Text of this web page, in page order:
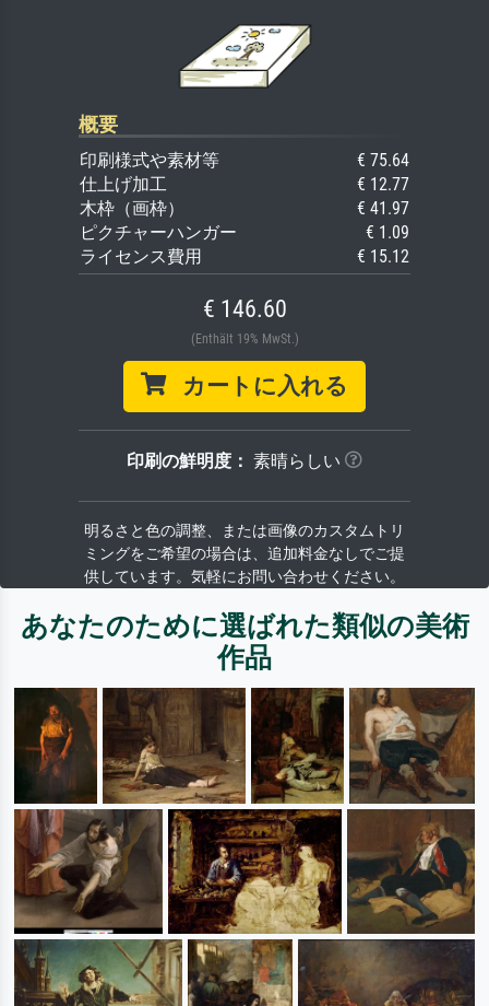
概要
印刷様式や素材等
€ 75.64
仕上げ加工
€ 12.77
木枠（画枠）
€ 41.97
ピクチャーハンガー
€ 1.09
ライセンス費用
€ 15.12
€ 146.60
(Enthält 19% MwSt.)
カートに入れる
印刷の鮮明度： 素晴らしい
明るさと色の調整、または画像のカスタムトリ
ミングをご希望の場合は、追加料金なしでご提
供しています。気軽にお問い合わせください。
あなたのために選ばれた類似の美術
作品